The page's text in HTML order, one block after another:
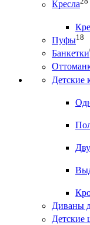
Кресла
Пуфы18
Банкетки
Детские
Диваны
Детские